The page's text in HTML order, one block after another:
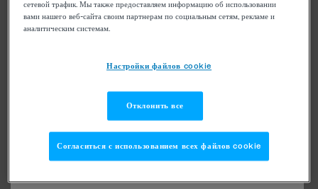
сетевой трафик. Мы также предоставляем информацию об использовании
вами нашего веб-сайта своим партнерам по социальным сетям, рекламе и
аналитическим системам.
Настройки файлов cookie
Отклонить все
Согласиться с использованием всех файлов cookie